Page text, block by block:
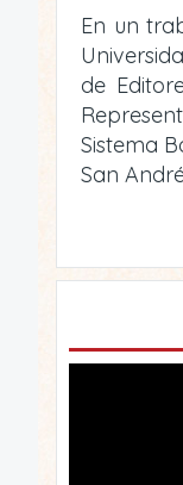
En un
de
Sistema
San